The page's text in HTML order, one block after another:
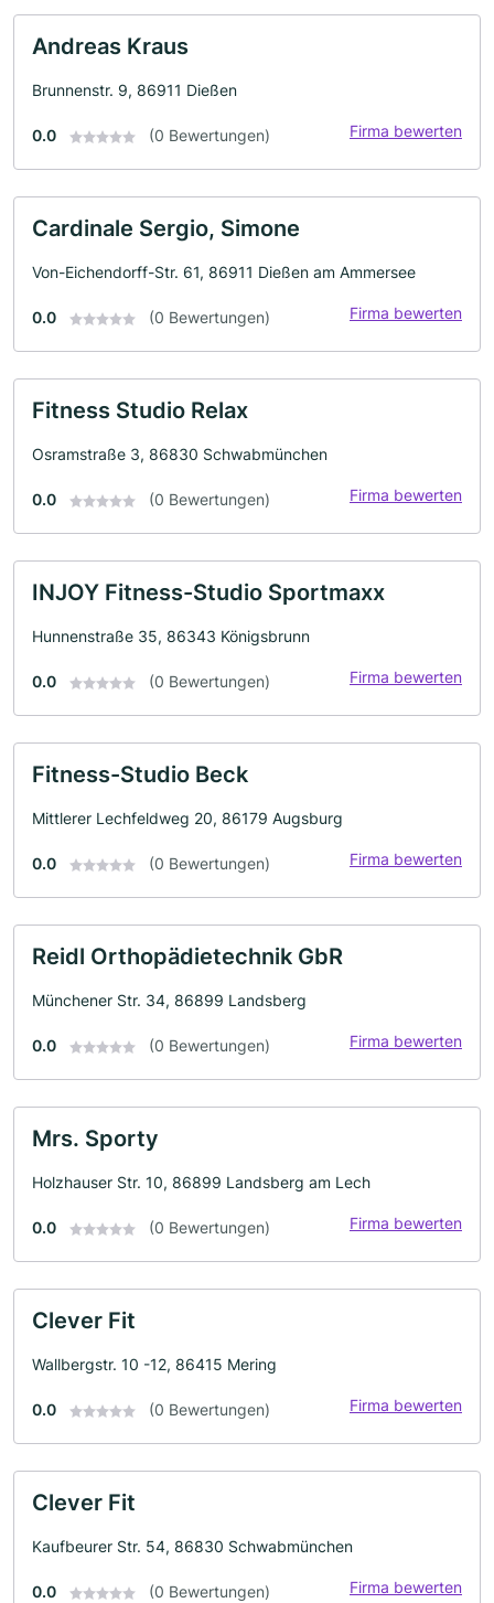
Andreas Kraus
Brunnenstr. 9, 86911 Dießen
0.0 (0 Bewertungen) Firma bewerten
Cardinale Sergio, Simone
Von-Eichendorff-Str. 61, 86911 Dießen am Ammersee
0.0 (0 Bewertungen) Firma bewerten
Fitness Studio Relax
Osramstraße 3, 86830 Schwabmünchen
0.0 (0 Bewertungen) Firma bewerten
INJOY Fitness-Studio Sportmaxx
Hunnenstraße 35, 86343 Königsbrunn
0.0 (0 Bewertungen) Firma bewerten
Fitness-Studio Beck
Mittlerer Lechfeldweg 20, 86179 Augsburg
0.0 (0 Bewertungen) Firma bewerten
Reidl Orthopädietechnik GbR
Münchener Str. 34, 86899 Landsberg
0.0 (0 Bewertungen) Firma bewerten
Mrs. Sporty
Holzhauser Str. 10, 86899 Landsberg am Lech
0.0 (0 Bewertungen) Firma bewerten
Clever Fit
Wallbergstr. 10 -12, 86415 Mering
0.0 (0 Bewertungen) Firma bewerten
Clever Fit
Kaufbeurer Str. 54, 86830 Schwabmünchen
0.0 (0 Bewertungen) Firma bewerten